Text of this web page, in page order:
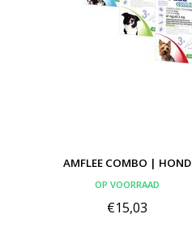
AMFLEE COMBO | HOND
OP VOORRAAD
€15,03